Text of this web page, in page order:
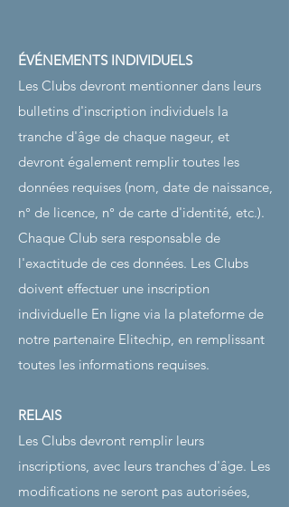
ÉVÉNEMENTS INDIVIDUELS
Les Clubs devront mentionner dans leurs
bulletins d'inscription individuels la
tranche d'âge de chaque nageur, et
devront également remplir toutes les
données requises (nom, date de naissance,
n° de licence, n° de carte d'identité, etc.).
Chaque Club sera responsable de
l'exactitude de ces données. Les Clubs
doivent effectuer une inscription
individuelle En ligne via la plateforme de
notre partenaire Elitechip, en remplissant
toutes les informations requises.
RELAIS
Les Clubs devront remplir leurs
inscriptions, avec leurs tranches d'âge. Les
modifications ne seront pas autorisées,